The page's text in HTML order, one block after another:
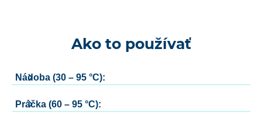
Ako to používať
Nádoba (30 – 95 °C):
Práčka (60 – 95 °C):